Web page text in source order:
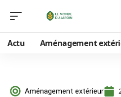
Actu Aménagement
Aménagement extérieur